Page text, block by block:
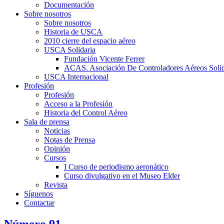
Documentación
Sobre nosotros
Sobre nosotros
Historia de USCA
2010 cierre del espacio aéreo
USCA Solidaria
Fundación Vicente Ferrer
ACAS. Asociación De Controladores Aéreos
USCA Internacional
Profesión
Profesión
Acceso a la Profesión
Historia del Control Aéreo
Sala de prensa
Noticias
Notas de Prensa
Opinión
Cursos
I Curso de periodismo aeronático
Curso divulgativo en el Museo Elder
Revista
Síguenos
Contactar